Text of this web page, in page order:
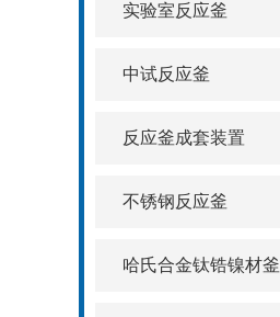
实验室反应釜
中试反应釜
反应釜成套装置
不锈钢反应釜
哈氏合金钛锆镍材釜